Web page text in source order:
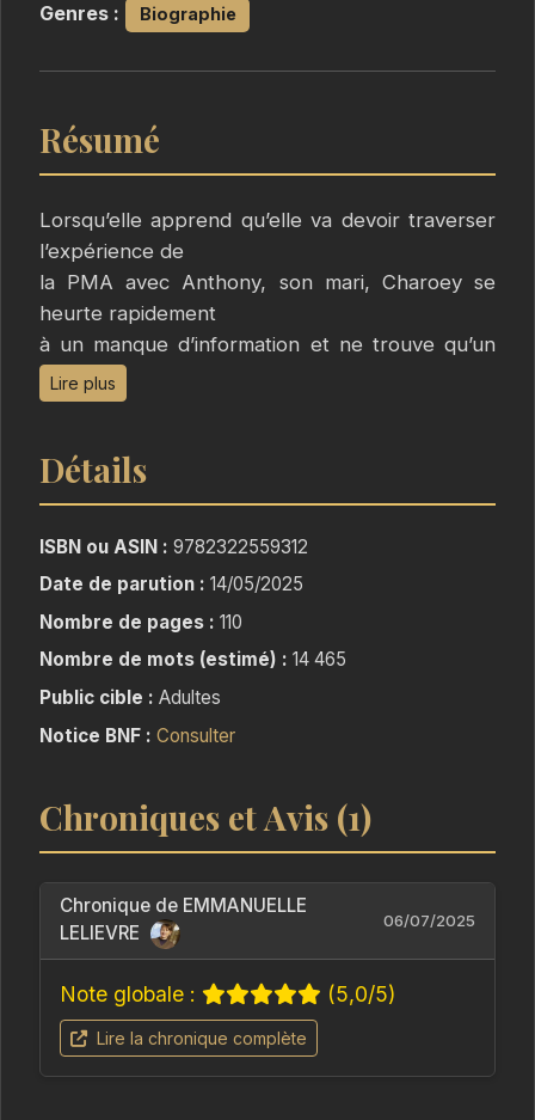
Genres : Biographie
Résumé
Lorsqu’elle apprend qu’elle va devoir traverser
l’expérience de
la PMA avec Anthony, son mari, Charoey se
heurte rapidement
à un manque d’information et ne trouve qu’un
nombre très limité
de témoignages encourageants.
Avec près de 150 000 tentatives par an en
France, le parcours
couples, synonyme de
parcours du combattant. Entre les multiples
interlocuteurs, les
examens, les traitements obligatoires et leurs
cortèges d’impacts
réalité fonctionner
rapidement pour certains couples.
Charoey est une femme émouvante qui a vu le
jour en Thaïlande
et a été adoptée par un couple de Français.
Devenir mère a
réveillé inconsciemment ses peurs et ses doutes
quant à la
Lire plus
Détails
ISBN ou ASIN : 9782322559312
Date de parution : 14/05/2025
Nombre de pages : 110
Nombre de mots (estimé) : 14 465
Public cible : Adultes
Notice BNF : Consulter
Chroniques et Avis (1)
Chronique de EMMANUELLE
LELIEVRE
06/07/2025
Note globale : (5,0/5)
Lire la chronique complète